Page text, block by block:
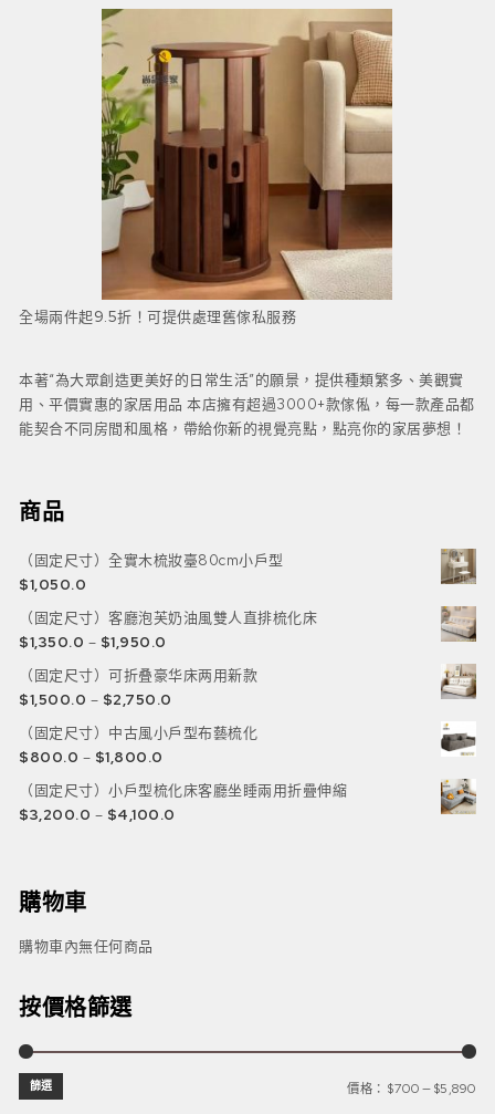
全場兩件起9.5折！可提供處理舊傢私服務
本著“為大眾創造更美好的日常生活”的願景，提供種類繁多、美觀實
用、平價實惠的家居用品 本店擁有超過3000+款傢俬，每一款產品都
能契合不同房間和風格，帶給你新的視覺亮點，點亮你的家居夢想！
商品
（固定尺寸）全實木梳妝臺80cm小戶型
$1,050.0
（固定尺寸）客廳泡芙奶油風雙人直排梳化床
$1,350.0 – $1,950.0
（固定尺寸）可折叠豪华床两用新款
$1,500.0 – $2,750.0
（固定尺寸）中古風小戶型布藝梳化
$800.0 – $1,800.0
（固定尺寸）小戶型梳化床客廳坐睡兩用折疊伸縮
$3,200.0 – $4,100.0
購物車
購物車內無任何商品
按價格篩選
篩選 價格：$700 — $5,890